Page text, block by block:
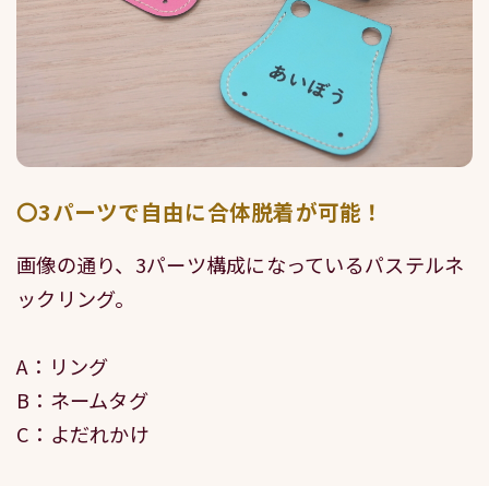
〇3パーツで自由に合体脱着が可能！
画像の通り、3パーツ構成になっているパステルネ
ックリング。
A：リング
B：ネームタグ
C：よだれかけ